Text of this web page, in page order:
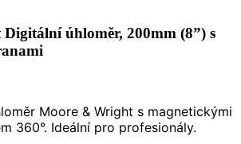
úhloměr, 200mm (8”) s
Moore & Wright s magnetickými
360°. Ideální pro profesionály.